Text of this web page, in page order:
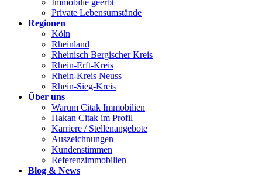
Immobilie geerbt
Private Lebensumstände
Regionen
Köln
Rheinland
Rheinisch Bergischer Kreis
Rhein-Erft-Kreis
Rhein-Kreis Neuss
Rhein-Sieg-Kreis
Über uns
Warum Citak Immobilien
Hakan Citak im Profil
Karriere / Stellenangebote
Auszeichnungen
Kundenstimmen
Referenzimmobilien
Blog & News